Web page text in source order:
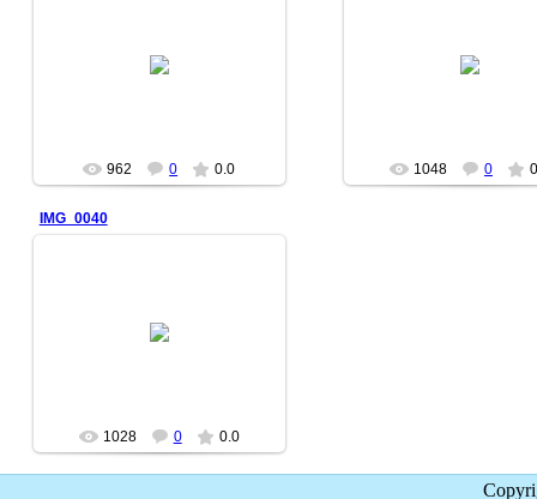
962 0 0.0 1048 0
IMG_0040
1028 0 0.0